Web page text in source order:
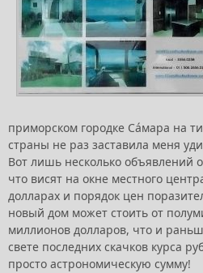
приморском городке Сáмара на
страны не раз заставила меня
Вот лишь несколько объявлений
что висят на окне местного
долларах и порядок цен
новый дом может стоить от
миллионов долларов, что и
свете последних скачков курса
просто астрономическую сумму!